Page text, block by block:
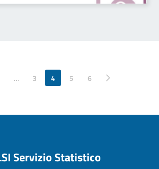
… 3 4 5 6
Pagina successiva
Servizio Statistico